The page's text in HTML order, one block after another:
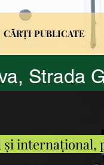
CĂRȚI PUBLICATE
Strada
internațional,